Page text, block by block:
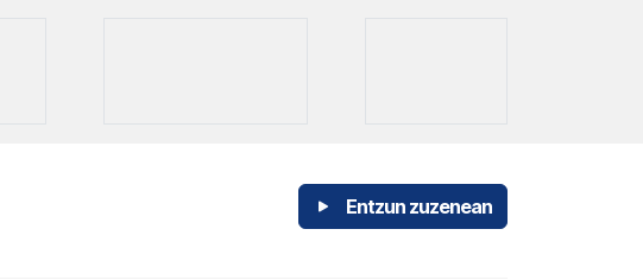
Entzun zuzenean